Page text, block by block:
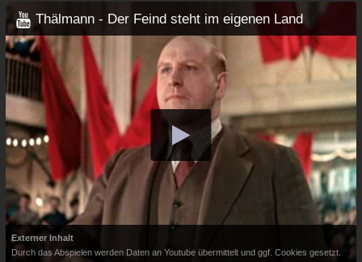
Thälmann - Der Feind steht im eigenen Land
Externer Inhalt
Durch das Abspielen werden Daten an Youtube übermittelt und ggf. Cookies gesetzt.